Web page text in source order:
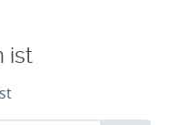
ist